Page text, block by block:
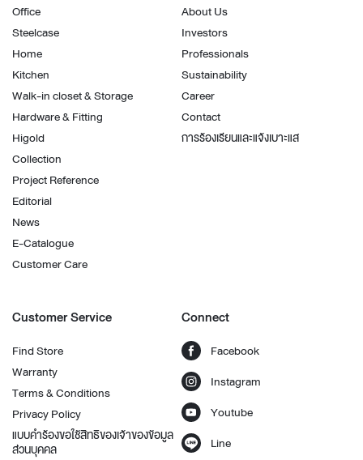
Office
Steelcase
Home
Kitchen
Walk-in closet & Storage
Hardware & Fitting
Higold
Collection
Project Reference
Editorial
News
E-Catalogue
Customer Care
About Us
Investors
Professionals
Sustainability
Career
Contact
การร้องเรียนและแจ้งเบาะแส
Customer Service
Find Store
Warranty
Terms & Conditions
Privacy Policy
แบบคำร้องขอใช้สิทธิของเจ้าของข้อมูล
ส่วนบุคคล
Connect
Facebook
Instagram
Youtube
Line